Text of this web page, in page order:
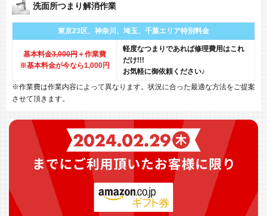
洗面所つまり解消作業
東京23区、神奈川、 埼玉、千葉エリア特別料金
基本料金3,000円＋作業費
※基本料金が今なら1,000円
軽度なつまりであれば修理費用はこれ
だけ!!!
お気軽に御依頼ください♪
※作業費は作業内容によって異なります。状況に合った最適な方法をご提案
させて頂きます。